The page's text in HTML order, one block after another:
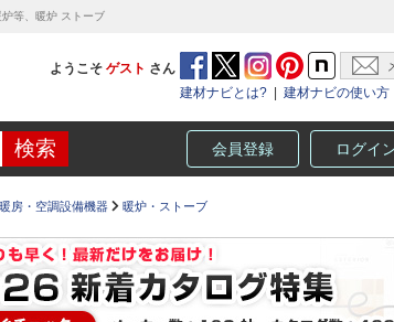
等、暖炉 ストーブ
ようこそ ゲスト さん
建材ナビとは?
建材ナビの使い方
会員登録 ログイ
房・空調設備機器 暖炉・ストーブ